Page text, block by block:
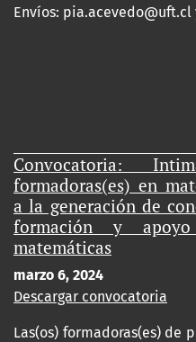
Envíos: pia.acevedo@uft.cl
Convocatoria:
formadoras(es) en
a la generación de
formación y
matemáticas
marzo 6, 2024
Descargar convocatoria
Las(os) formadoras(es) de